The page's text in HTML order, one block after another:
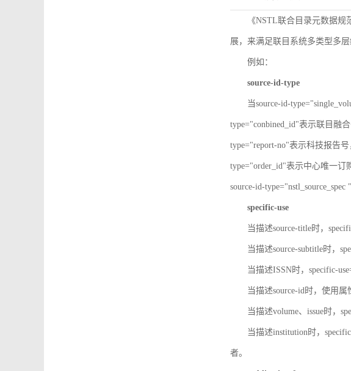
《NSTL联合目录元数据
展，来满足联目系统多类型多层
例如：
source-id-type
当source-id-
type="conbined_id"表示联目融
type="report-no"表示科技报告
type="order_id"表示中心唯一订
source-id-
specific-use
当描述source-title时，
当描述source-subtitle时，
当描述ISSN时，specific-
当描述source-id时，使用
当描述volume、issue时，
当描述institution时，
者。